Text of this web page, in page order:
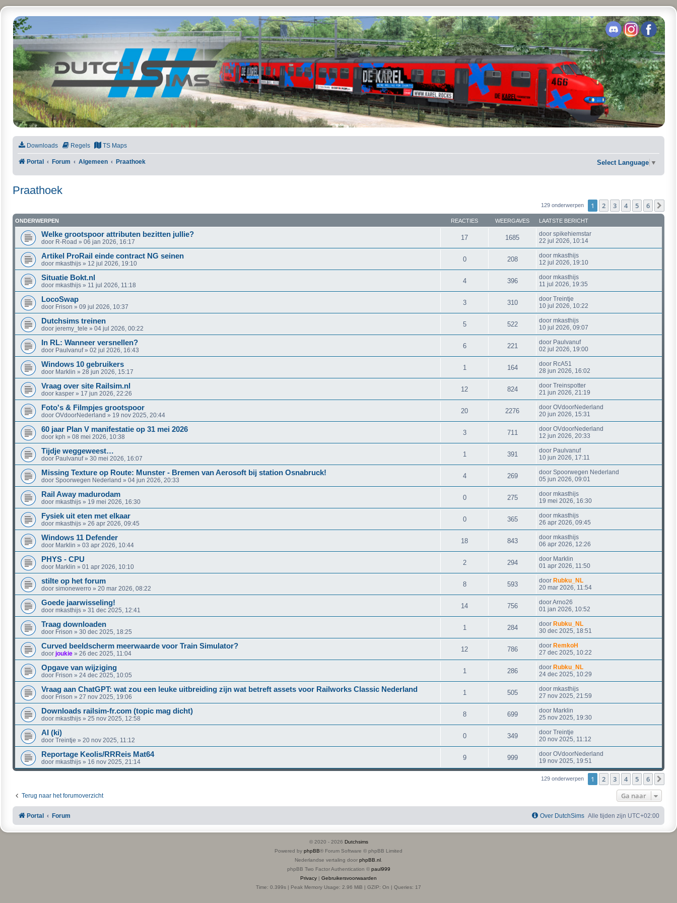
DutchSims
Downloads Regels TS Maps
Portal Forum Algemeen Praathoek Select Language ▼
Praathoek
129 onderwerpen 1 2 3 4 5 6
ONDERWERPEN REACTIES WEERGAVES LAATSTE BERICHT
Welke grootspoor attributen bezitten jullie?
door R-Road » 06 jan 2026, 16:17
17 1685 door spikehiemstar
22 jul 2026, 10:14
Artikel ProRail einde contract NG seinen
door mkasthijs » 12 jul 2026, 19:10
0 208 door mkasthijs
12 jul 2026, 19:10
Situatie Bokt.nl
door mkasthijs » 11 jul 2026, 11:18
4 396 door mkasthijs
11 jul 2026, 19:35
LocoSwap
door Frison » 09 jul 2026, 10:37
3 310 door Treintje
10 jul 2026, 10:22
Dutchsims treinen
door jeremy_tele » 04 jul 2026, 00:22
5 522 door mkasthijs
10 jul 2026, 09:07
In RL: Wanneer versnellen?
door Paulvanuf» 02 jul 2026, 16:43
6 221 door Paulvanuf
02 jul 2026, 19:00
Windows 10 gebruikers
door Marklin » 28 jun 2026, 15:17
1 164 door RcA51
28 jun 2026, 16:02
Vraag over site Railsim.nl
door kasper » 17 jun 2026, 22:26
12 824 door Treinspotter
21 jun 2026, 21:19
Foto's & Filmpjes grootspoor
door OVdoorNederland » 19 nov 2025, 20:44
20 2276 door OVdoorNederland
20 jun 2026, 15:31
60 jaar Plan V manifestatie op 31 mei 2026
door kph » 08 mei 2026, 10:38
3 711 door OVdoorNederland
12 jun 2026, 20:33
Tijdje weggeweest…
door Paulvanuf» 30 mei 2026, 16:07
1 391 door Paulvanuf
10 jun 2026, 17:11
Missing Texture op Route: Munster - Bremen van Aerosoft bij station Osnabruck!
door Spoorwegen Nederland » 04 jun 2026, 20:33
4 269 door Spoorwegen Nederland
05 jun 2026, 09:01
Rail Away madurodam
door mkasthijs » 19 mei 2026, 16:30
0 275 door mkasthijs
19 mei 2026, 16:30
Fysiek uit eten met elkaar
door mkasthijs » 26 apr 2026, 09:45
0 365 door mkasthijs
26 apr 2026, 09:45
Windows 11 Defender
door Marklin » 03 apr 2026, 10:44
18 843 door mkasthijs
06 apr 2026, 12:26
PHYS - CPU
door Marklin » 01 apr 2026, 10:10
2 294 door Marklin
01 apr 2026, 11:50
stilte op het forum
door simonewerro » 20 mar 2026, 08:22
8 593 door Rubku_NL
20 mar 2026, 11:54
Goede jaarwisseling!
door mkasthijs » 31 dec 2025, 12:41
14 756 doorArno26
01 jan 2026, 10:52
Traag downloaden
door Frison » 30 dec 2025, 18:25
1 284 door Rubku_NL
30 dec 2025, 18:51
Curved beeldscherm meerwaarde voor Train Simulator?
door joukie » 26 dec 2025, 11:04
12 786 door RemkoH
27 dec 2025, 10:22
Opgave van wijziging
door Frison » 24 dec 2025, 10:05
1 286 door Rubku_NL
24 dec 2025, 10:29
Vraag aan ChatGPT: wat zou een leuke uitbreiding zijn wat betreft assets voor Railworks Classic Nederland
door Frison » 27 nov 2025, 19:06
1 505 door mkasthijs
27 nov 2025, 21:59
Downloads railsim-fr.com (topic mag dicht)
door mkasthijs » 25 nov 2025, 12:58
8 699 door Marklin
25 nov 2025, 19:30
AI (ki)
door Treintje » 20 nov 2025, 11:12
0 349 door Treintje
20 nov 2025, 11:12
Reportage Keolis/RRReis Mat64
door mkasthijs » 16 nov 2025, 21:14
9 999 door OVdoorNederland
19 nov 2025, 19:51
129 onderwerpen 1 2 3 4 5 6
Terug naar het forumoverzicht Ga naar
Portal Forum Alle tijden zijn UTC+02:00
Over DutchSims
© 2020 - 2026 Dutchsims
Powered by phpBB® Forum Software © phpBB Limited
Nederlandse vertaling door phpBB.nl
phpBB Two Factor Authentication © paul999
Privacy | Gebruikersvoorwaarden
Time: 0.399s | Peak Memory Usage: 2.96 MiB | GZIP: On | Queries: 17